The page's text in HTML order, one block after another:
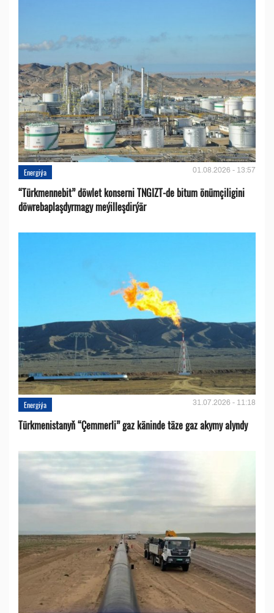
Energiýa 01.08.2026 - 13:57
“Türkmennebit” döwlet konserni TNGIZT-de bitum önümçiligini
döwrebaplaşdyrmagy meýilleşdirýär
Energiýa 31.07.2026 - 11:18
Türkmenistanyň “Çemmerli” gaz käninde täze gaz akymy alyndy